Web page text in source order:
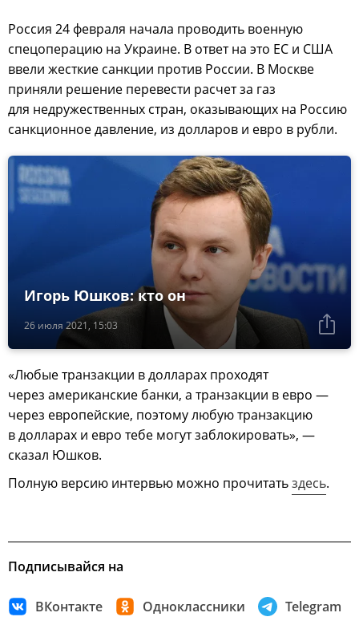
Россия 24 февраля начала проводить военную
спецоперацию на Украине. В ответ на это ЕС и США
ввели жесткие санкции против России. В Москве
приняли решение перевести расчет за газ
для недружественных стран, оказывающих на Россию
санкционное давление, из долларов и евро в рубли.
26 июля 2021, 15:03
Игорь Юшков: кто он
«Любые транзакции в долларах проходят
через американские банки, а транзакции в евро —
через европейские, поэтому любую транзакцию
в долларах и евро тебе могут заблокировать», —
сказал Юшков.
Полную версию интервью можно прочитатьздесь.
Подписывайся на
ВКонтакте Одноклассники Telegram